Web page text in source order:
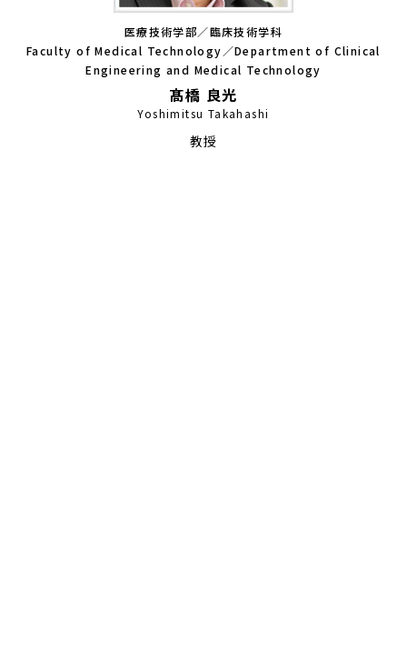
医療技術学部／臨床技術学科
Faculty of Medical Technology／Department of Clinical
Engineering and Medical Technology
髙橋 良光
Yoshimitsu Takahashi
教授